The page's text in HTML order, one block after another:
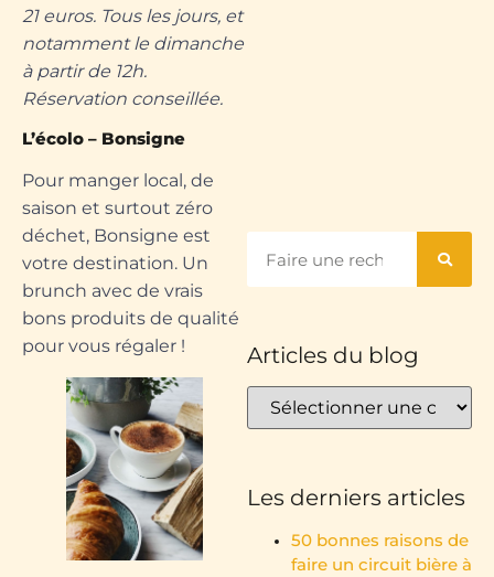
21 euros. Tous les jours, et
notamment le dimanche
à partir de 12h.
Réservation conseillée.
L’écolo – Bonsigne
Pour manger local, de
saison et surtout zéro
déchet, Bonsigne est
votre destination. Un
brunch avec de vrais
bons produits de qualité
pour vous régaler !
Articles du blog
Les derniers articles
50 bonnes raisons de
faire un circuit bière à